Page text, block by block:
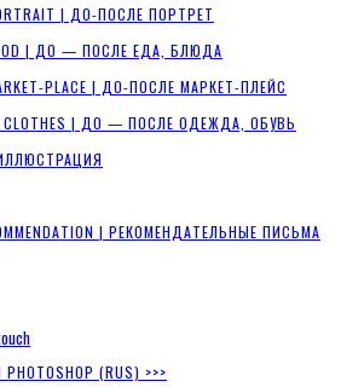
| ДО-ПОСЛЕ ПОРТРЕТ
| ДО — ПОСЛЕ ЕДА, БЛЮДА
PLACE | ДО-ПОСЛЕ МАРКЕТ-ПЛЕЙС
CLOTHES | ДО — ПОСЛЕ ОДЕЖДА, ОБУВЬ
| РЕКОМЕНДАТЕЛЬНЫЕ ПИСЬМА
(RUS) >>>